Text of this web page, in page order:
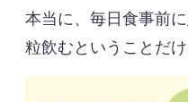
本当に、毎日食事前に
粒飲むということだ